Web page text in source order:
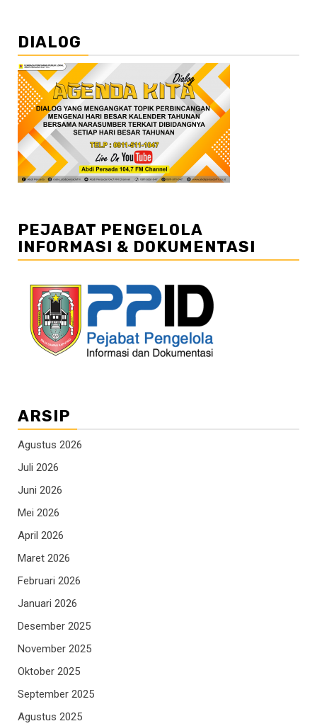
DIALOG
PEJABAT PENGELOLA
INFORMASI & DOKUMENTASI
ARSIP
Agustus 2026
Juli 2026
Juni 2026
Mei 2026
April 2026
Maret 2026
Februari 2026
Januari 2026
Desember 2025
November 2025
Oktober 2025
September 2025
Agustus 2025